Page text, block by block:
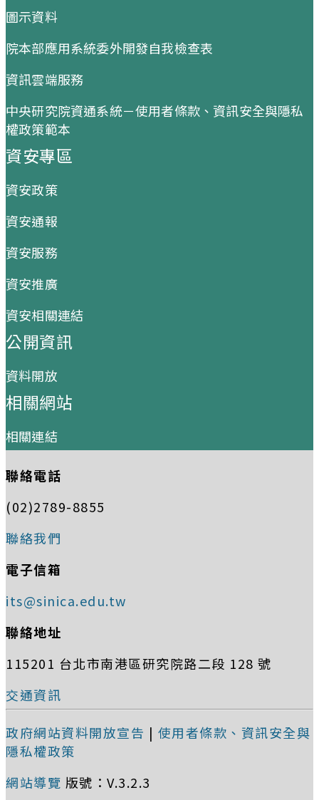
圖示資料
院本部應用系統委外開發自我檢查表
資訊雲端服務
中央研究院資通系統－使用者條款、資訊安全與隱私
權政策範本
資安專區
資安政策
資安通報
資安服務
資安推廣
資安相關連結
公開資訊
資料開放
相關網站
相關連結
聯絡電話
(02)2789-8855
聯絡我們
電子信箱
its@sinica.edu.tw
聯絡地址
115201 台北市南港區研究院路二段 128 號
交通資訊
政府網站資料開放宣告 | 使用者條款、資訊安全與
隱私權政策
網站導覽 版號：V.3.2.3